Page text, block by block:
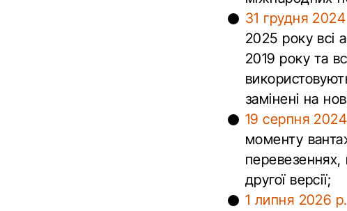
31 грудня
2025 року всі
2019 року та
замінені на
19 серпня
моменту
другої версії;
1 липня 2026 р.